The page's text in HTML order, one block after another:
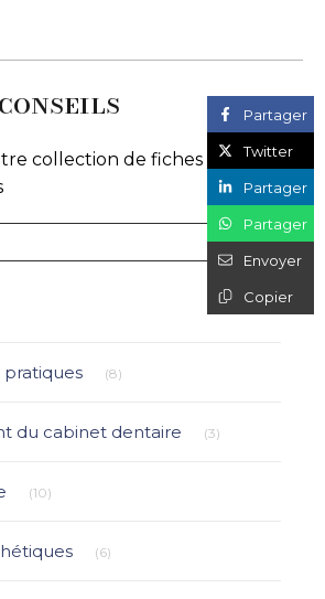
Partager
Twitter
Partager
Partager
Envoyer
Copier
collection de fiches
(8)
du cabinet dentaire (3)
(10)
(6)